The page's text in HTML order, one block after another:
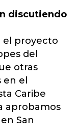
discutiendo
el proyecto
del
otras
el
Caribe
aprobamos
San